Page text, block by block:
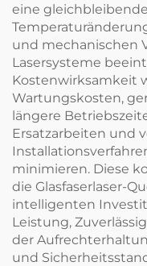
eine
und mechanischen
Lasersysteme
Kostenwirksamkeit
Wartungskosten,
längere
Ersatzarbeiten und
minimieren. Diese
die Glasfaserlaser-
intelligenten
Leistung,
der
und